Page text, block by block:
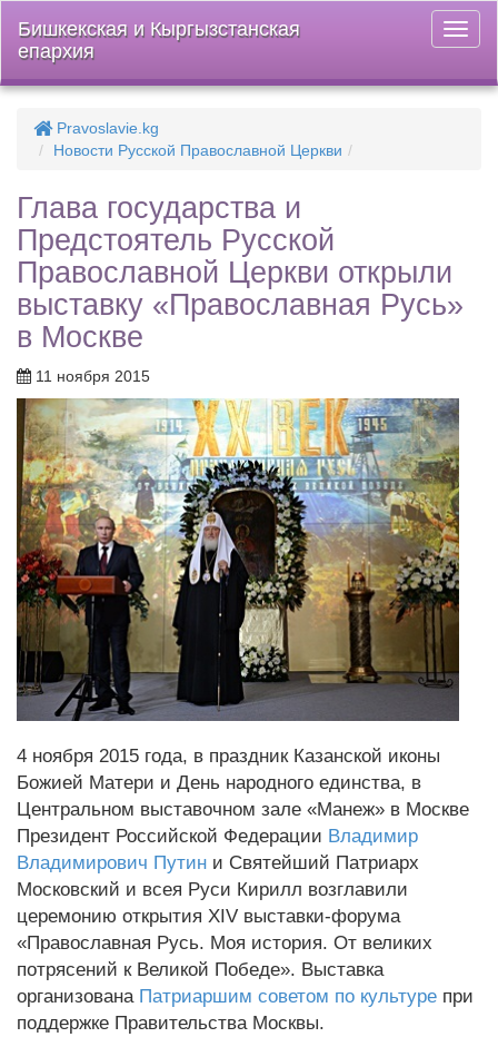
меню
Бишкекская и Кыргызстанская
епархия
Pravoslavie.kg
Новости Русской Православной Церкви
Глава государства и
Предстоятель Русской
Православной Церкви открыли
выставку «Православная Русь»
в Москве
11 ноября 2015
4 ноября 2015 года, в праздник Казанской иконы
Божией Матери и День народного единства, в
Центральном выставочном зале «Манеж» в Москве
Президент Российской Федерации Владимир
Владимирович Путин и Святейший Патриарх
Московский и всея Руси Кирилл возглавили
церемонию открытия XIV выставки-форума
«Православная Русь. Моя история. От великих
потрясений к Великой Победе». Выставка
организована Патриаршим советом по культуре при
поддержке Правительства Москвы.